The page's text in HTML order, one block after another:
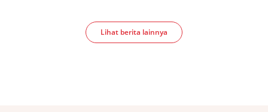
Lihat berita lainnya